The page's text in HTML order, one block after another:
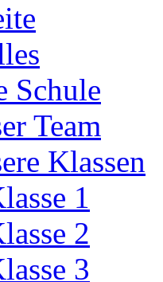
Schule
Team
Klassen
1
2
3